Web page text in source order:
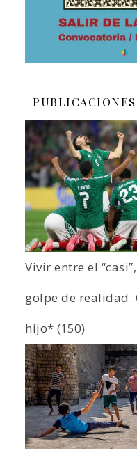
Vivir entre el
golpe de realidad.
hijo* (150)